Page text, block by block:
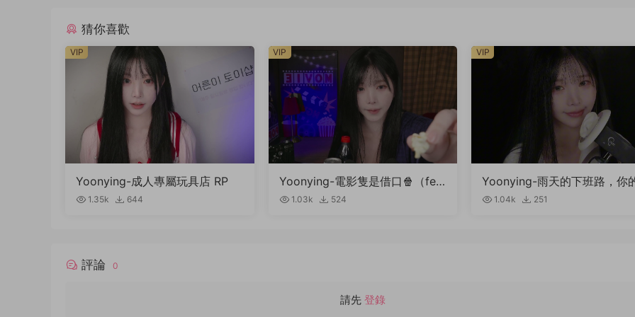
猜你喜歡
Yoonying-成人專屬玩具店 RP
1.35k 644
VIP
Yoonying-電影隻是借口🍿（fea
t.未公開影片）
1.03k 524
VIP
Yoonying-雨天的下班路，你
專屬秘書女友（耳廓輕觸音、
1.04k 251
VIP
評論 0
請先 登錄